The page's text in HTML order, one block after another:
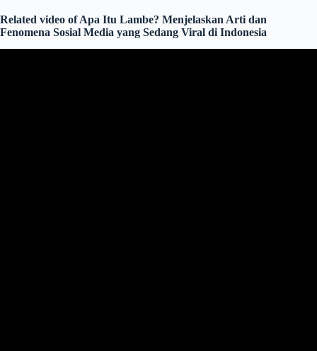
Related video of Apa Itu Lambe? Menjelaskan Arti dan
Fenomena Sosial Media yang Sedang Viral di Indonesia